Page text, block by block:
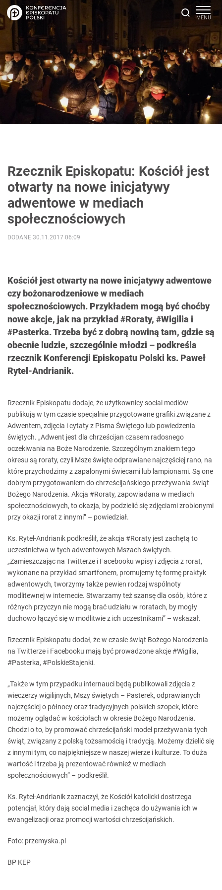
Rzecznik Episkopatu: Kościół jest
otwarty na nowe inicjatywy
adwentowe w mediach
społecznościowych
Kościół jest otwarty na nowe inicjatywy adwentowe
czy bożonarodzeniowe w mediach
społecznościowych. Przykładem mogą być choćby
nowe akcje, jak na przykład #Roraty, #Wigilia i
#Pasterka. Trzeba być z dobrą nowiną tam, gdzie są
obecnie ludzie, szczególnie młodzi – podkreśla
rzecznik Konferencji Episkopatu Polski ks. Paweł
Rytel-Andrianik.
DODANE 30.11.2017 06:09
Rzecznik Episkopatu dodaje, że użytkownicy social mediów
publikują w tym czasie specjalnie przygotowane grafiki związane z
Adwentem, zdjęcia i cytaty z Pisma Świętego lub powiedzenia
świętych. „Adwent jest dla chrześcijan czasem radosnego
oczekiwania na Boże Narodzenie. Szczególnym znakiem tego
okresu są roraty, czyli Msze święte odprawiane najczęściej rano, na
które przychodzimy z zapalonymi świecami lub lampionami. Są one
dobrym przygotowaniem do chrześcijańskiego przeżywania świąt
Bożego Narodzenia. Akcja #Roraty, zapowiadana w mediach
społecznościowych, to okazja, by podzielić się zdjęciami zrobionymi
przy okazji rorat z innymi” – powiedział.
Ks. Rytel-Andrianik podkreślił, że akcja #Roraty jest zachętą to
uczestnictwa w tych adwentowych Mszach świętych.
„Zamieszczając na Twitterze i Facebooku wpisy i zdjęcia z rorat,
wykonane na przykład smartfonem, promujemy tę formę praktyk
adwentowych, tworzymy także pewien rodzaj wspólnoty
modlitewnej w internecie. Stwarzamy też szansę dla osób, które z
różnych przyczyn nie mogą brać udziału w roratach, by mogły
duchowo łączyć się w modlitwie z ich uczestnikami” – wskazał.
Rzecznik Episkopatu dodał, że w czasie świąt Bożego Narodzenia
na Twitterze i Facebooku mają być prowadzone akcje #Wigilia,
#Pasterka, #PolskieStajenki.
„Także w tym przypadku internauci będą publikowali zdjęcia z
wieczerzy wigilijnych, Mszy świętych – Pasterek, odprawianych
najczęściej o północy oraz tradycyjnych polskich szopek, które
możemy oglądać w kościołach w okresie Bożego Narodzenia.
Chodzi o to, by promować chrześcijański model przeżywania tych
świąt, związany z polską tożsamością i tradycją. Możemy dzielić się
z innymi tym, co najpiękniejsze w naszej wierze i kulturze. To duża
wartość i trzeba ją prezentować również w mediach
społecznościowych” – podkreślił.
Ks. Rytel-Andrianik zaznaczył, że Kościół katolicki dostrzega
potencjał, który dają social media i zachęca do używania ich w
ewangelizacji oraz promocji wartości chrześcijańskich.
Foto: przemyska.pl
BP KEP